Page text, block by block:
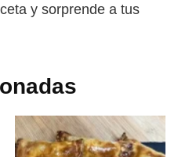
y sorprende a tus